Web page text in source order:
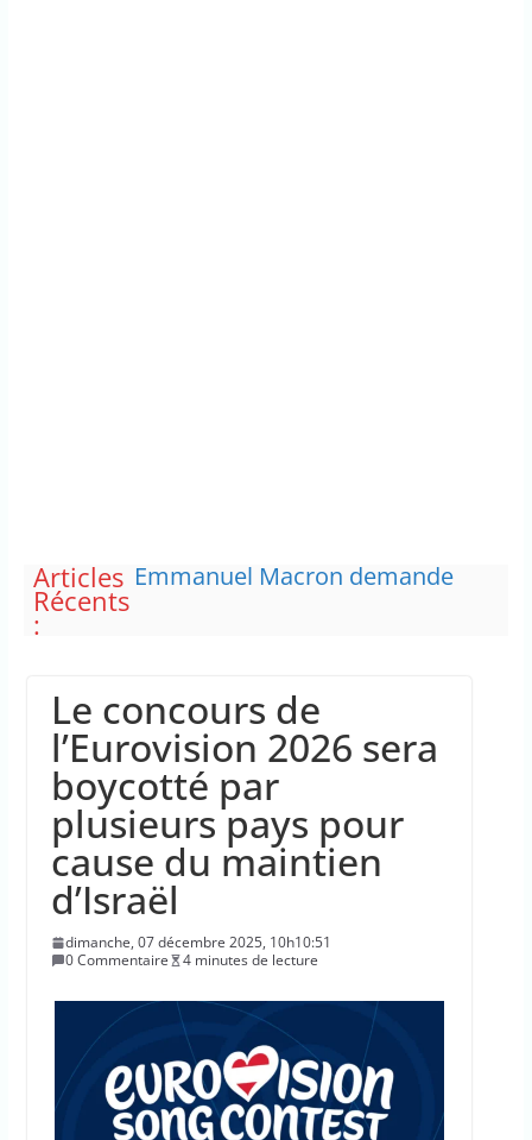
Articles
Récents
:
Emmanuel Macron demande
n’a pas la capacité juridique
d’arrêter Benyamin Nétanyahou
L’épidémie d’Ebola a entraîné
plus de 1 000 décès en RDC et en
Ouganda
La justice dit non à la chasse
“illimitée” aux sangliers
Doublement des franchises
médicales et hausse du ticket
modérateur
Le concours de
l’Eurovision 2026 sera
boycotté par
plusieurs pays pour
cause du maintien
d’Israël
dimanche, 07 décembre 2025, 10h10:51
0 Commentaire
4 minutes de lecture